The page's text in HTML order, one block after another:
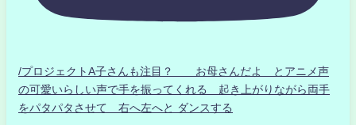
/プロジェクトA子さんも注目？ お母さんだよ とアニメ声
の可愛いらしい声で手を振ってくれる 起き上がりながら両手
をパタパタさせて 右へ左へと ダンスする